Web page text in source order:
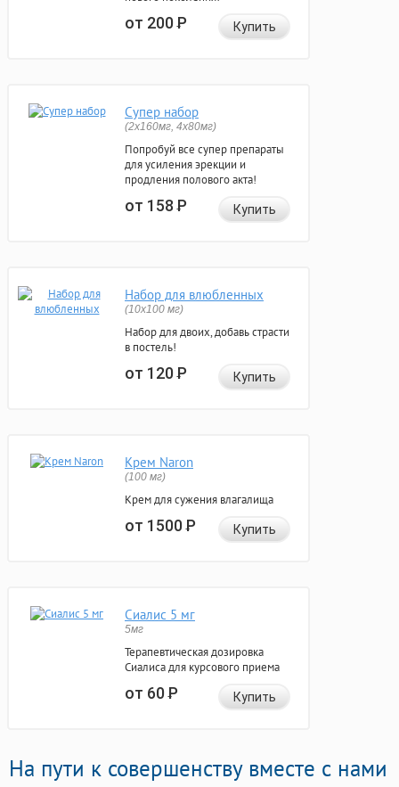
от 200Р Купить
Супер набор
(2х160мг, 4х80мг)
Попробуй все супер препараты
для усиления эрекции и
продления полового акта!
от 158Р Купить
Набор для влюбленных
(10х100 мг)
Набор для двоих, добавь страсти
в постель!
от 120Р Купить
Крем Naron
(100 мг)
Крем для сужения влагалища
от 1500Р Купить
Сиалис 5 мг
5мг
Терапевтическая дозировка
Сиалиса для курсового приема
от 60Р Купить
На пути к совершенству вместе с нами